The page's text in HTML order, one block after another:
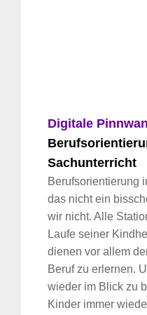
Digitale
Sachunterricht
Berufsorientierung
das nicht ein
wir nicht. Alle
Laufe seiner
dienen vor allem
Beruf zu erlernen.
wieder im Blick zu
Kinder immer